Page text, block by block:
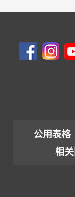
公用表格
相